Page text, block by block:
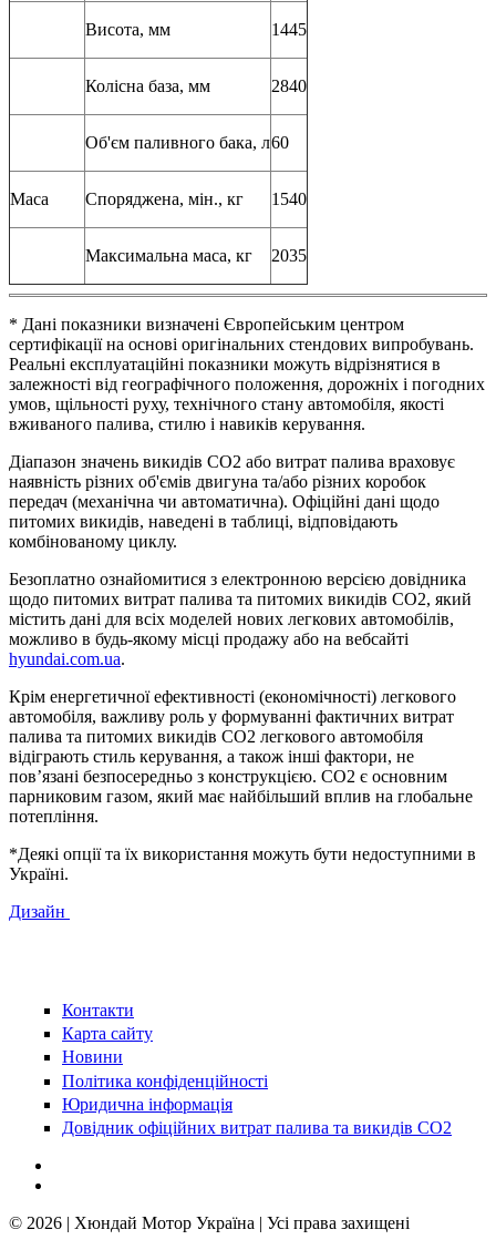
Висота, мм 1445
Колісна база, мм 2840
Об'єм паливного бака, л60
Маса Споряджена, мін., кг 1540
Максимальна маса, кг 2035
* Дані показники визначені Європейським центром
сертифікації на основі оригінальних стендових випробувань.
Реальні експлуатаційні показники можуть відрізнятися в
залежності від географічного положення, дорожніх і погодних
умов, щільності руху, технічного стану автомобіля, якості
вживаного палива, стилю і навиків керування.
Діапазон значень викидів СО2 або витрат палива враховує
наявність різних об'ємів двигуна та/або різних коробок
передач (механічна чи автоматична). Офіційні дані щодо
питомих викидів, наведені в таблиці, відповідають
комбінованому циклу.
Безоплатно ознайомитися з електронною версією довідника
щодо питомих витрат палива та питомих викидів CO2, який
містить дані для всіх моделей нових легкових автомобілів,
можливо в будь-якому місці продажу або на вебсайті
hyundai.com.ua.
Крім енергетичної ефективності (економічності) легкового
автомобіля, важливу роль у формуванні фактичних витрат
палива та питомих викидів CO2 легкового автомобіля
відіграють стиль керування, а також інші фактори, не
пов’язані безпосередньо з конструкцією. CO2 є основним
парниковим газом, який має найбільший вплив на глобальне
потепління.
*Деякі опції та їх використання можуть бути недоступними в
Україні.
Дизайн
Контакти
Карта сайту
Новини
Політика конфіденційності
Юридична інформація
Довідник офіційних витрат палива та викидів СО2
© 2026 | Хюндай Мотор Україна | Усі права захищені